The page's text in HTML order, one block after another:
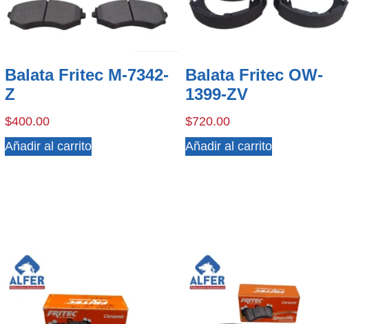
Balata Fritec M-7342-
Z
$400.00
Añadir al carrito
Balata Fritec OW-
1399-ZV
$720.00
Añadir al carrito